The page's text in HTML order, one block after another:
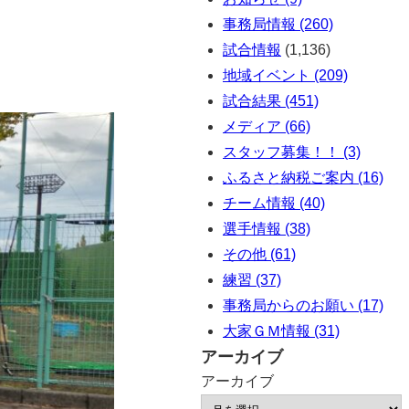
事務局情報 (260)
試合情報 (1,136)
地域イベント (209)
試合結果 (451)
メディア (66)
スタッフ募集！！ (3)
ふるさと納税ご案内 (16)
チーム情報 (40)
選手情報 (38)
その他 (61)
練習 (37)
事務局からのお願い (17)
大家ＧＭ情報 (31)
アーカイブ
アーカイブ